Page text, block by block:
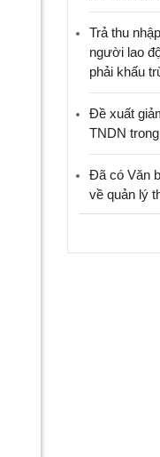
Trả thu
người lao
phải khấu
Đề xuất
TNDN
Đã có Văn
về quản lý